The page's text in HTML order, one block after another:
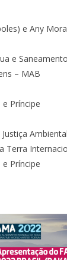
e Any
e
– MAB
Príncipe
Príncipe